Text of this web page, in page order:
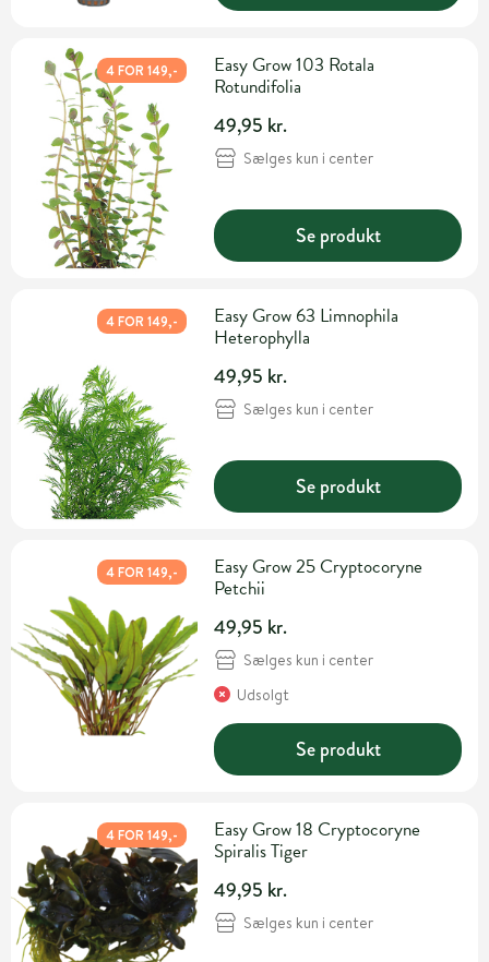
4 FOR 149,-
Easy Grow 103 Rotala
Rotundifolia
49,95 kr.
Sælges kun i center
Se produkt
4 FOR 149,-
Easy Grow 63 Limnophila
Heterophylla
49,95 kr.
Sælges kun i center
Se produkt
4 FOR 149,-
Easy Grow 25 Cryptocoryne
Petchii
49,95 kr.
Sælges kun i center
Udsolgt
Se produkt
4 FOR 149,-
Easy Grow 18 Cryptocoryne
Spiralis Tiger
49,95 kr.
Sælges kun i center